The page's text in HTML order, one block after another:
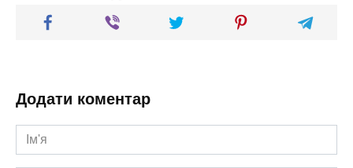
Додати коментар
Ім'я
*